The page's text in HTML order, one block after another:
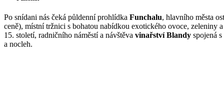
Po snídani nás čeká půldenní prohlídka Funchalu, hlavního města
ceně), místní tržnici s bohatou nabídkou exotického ovoce, zeleniny
15. století, radničního náměstí a návštěva vinařství Blandy spojená
a nocleh.